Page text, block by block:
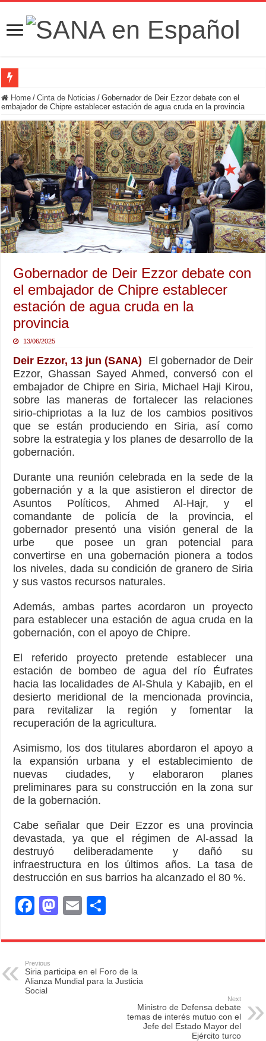
Fuerzas de Seguridad hallan fosa común con nueve cadáveres en la zona rural
Home / Cinta de Noticias / Gobernador de Deir Ezzor debate con el
embajador de Chipre establecer estación de agua cruda en la provincia
Gobernador de Deir Ezzor debate con
el embajador de Chipre establecer
estación de agua cruda en la
provincia
13/06/2025
Deir Ezzor, 13 jun (SANA) El gobernador de Deir
Ezzor, Ghassan Sayed Ahmed, conversó con el
embajador de Chipre en Siria, Michael Haji Kirou,
sobre las maneras de fortalecer las relaciones
sirio-chipriotas a la luz de los cambios positivos
que se están produciendo en Siria, así como
sobre la estrategia y los planes de desarrollo de la
gobernación.
Durante una reunión celebrada en la sede de la
gobernación y a la que asistieron el director de
Asuntos Políticos, Ahmed Al-Hajr, y el
comandante de policía de la provincia, el
gobernador presentó una visión general de la
urbe que posee un gran potencial para
convertirse en una gobernación pionera a todos
los niveles, dada su condición de granero de Siria
y sus vastos recursos naturales.
Además, ambas partes acordaron un proyecto
para establecer una estación de agua cruda en la
gobernación, con el apoyo de Chipre.
El referido proyecto pretende establecer una
estación de bombeo de agua del río Éufrates
hacia las localidades de Al-Shula y Kabajib, en el
desierto meridional de la mencionada provincia,
para revitalizar la región y fomentar la
recuperación de la agricultura.
Asimismo, los dos titulares abordaron el apoyo a
la expansión urbana y el establecimiento de
nuevas ciudades, y elaboraron planes
preliminares para su construcción en la zona sur
de la gobernación.
Cabe señalar que Deir Ezzor es una provincia
devastada, ya que el régimen de Al-assad la
destruyó deliberadamente y dañó su
infraestructura en los últimos años. La tasa de
destrucción en sus barrios ha alcanzado el 80 %.
F
c
e
b
o
M
st
d
E
ail ar
Previous
Siria participa en el Foro de la
Alianza Mundial para la Justicia
Social
Next
Ministro de Defensa debate
temas de interés mutuo con el
Jefe del Estado Mayor del
Ejército turco